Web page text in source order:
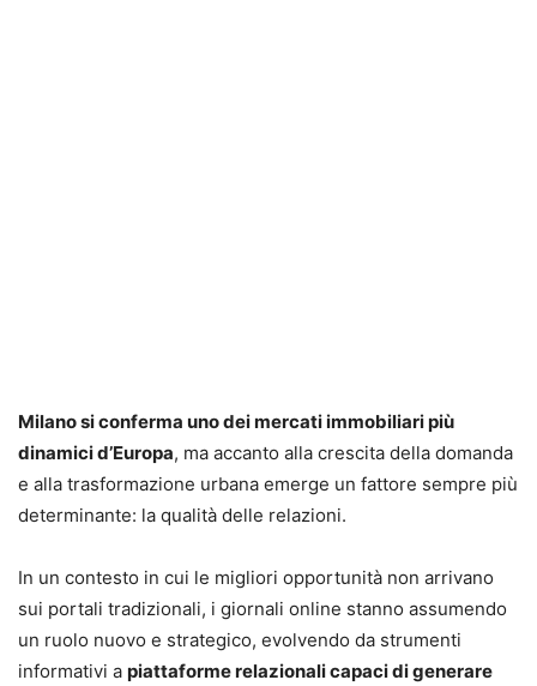
Milano si conferma uno dei mercati immobiliari più
dinamici d’Europa, ma accanto alla crescita della domanda
e alla trasformazione urbana emerge un fattore sempre più
determinante: la qualità delle relazioni.
In un contesto in cui le migliori opportunità non arrivano
sui portali tradizionali, i giornali online stanno assumendo
un ruolo nuovo e strategico, evolvendo da strumenti
informativi a piattaforme relazionali capaci di generare